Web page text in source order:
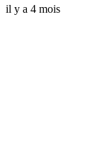
il y a 4 mois